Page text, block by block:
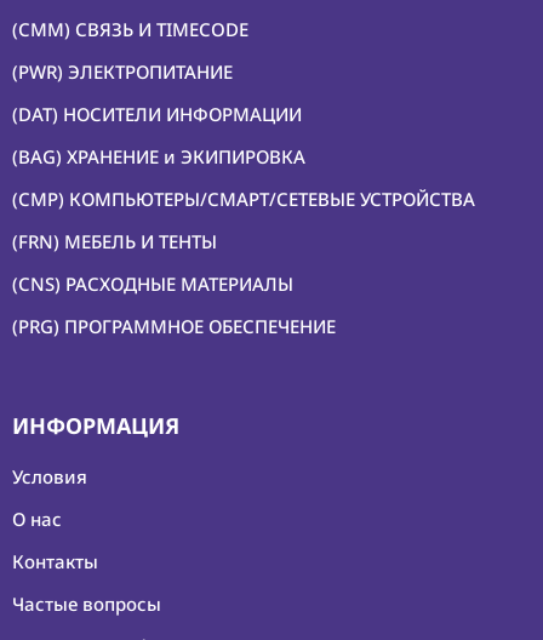
(CMM) СВЯЗЬ И TIMECODE
(PWR) ЭЛЕКТРОПИТАНИЕ
(DAT) НОСИТЕЛИ ИНФОРМАЦИИ
(BAG) ХРАНЕНИЕ и ЭКИПИРОВКА
(CMP) КОМПЬЮТЕРЫ/СМАРТ/СЕТЕВЫЕ УСТРОЙСТВА
(FRN) МЕБЕЛЬ И ТЕНТЫ
(CNS) РАСХОДНЫЕ МАТЕРИАЛЫ
(PRG) ПРОГРАММНОЕ ОБЕСПЕЧЕНИЕ
ИНФОРМАЦИЯ
Условия
О нас
Контакты
Частые вопросы